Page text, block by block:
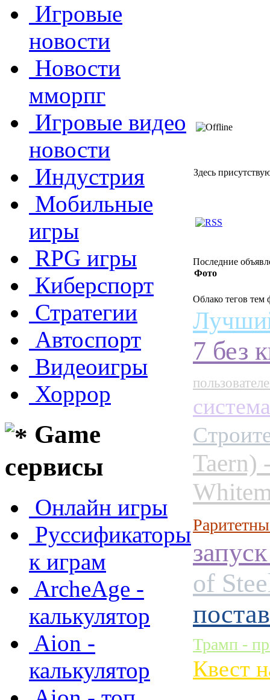
Игровые
новости
Новости
мморпг
Игровые видео
новости
Индустрия
Мобильные
игры
RPG игры
Киберспорт
Стратегии
Автоспорт
Видеоигры
Хоррор
Game
сервисы
Онлайн игры
Руссификаторы
к играм
ArcheAge -
калькулятор
Aion -
калькулятор
Здесь
Последние
Фото
Облако тегов тем
7 без
Taern)
оf
Трамп -
Квест